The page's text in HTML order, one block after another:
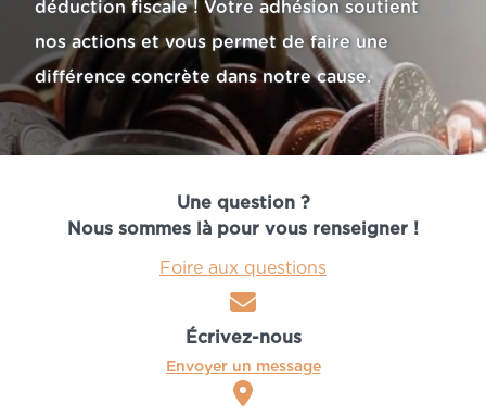
déduction fiscale ! Votre adhésion soutient
nos actions et vous permet de faire une
différence concrète dans notre cause.
Une question ?
Nous sommes là pour vous renseigner !
Foire aux questions
Écrivez-nous
Envoyer un message